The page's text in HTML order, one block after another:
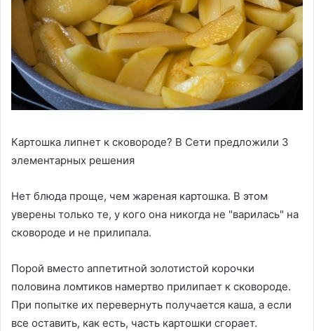
Картошка липнет к сковороде? В Сети предложили 3
элементарных решения
Нет блюда проще, чем жареная картошка. В этом
уверены только те, у кого она никогда не "варилась" на
сковороде и не прилипала.
Порой вместо аппетитной золотистой корочки
половина ломтиков намертво прилипает к сковороде.
При попытке их перевернуть получается каша, а если
все оставить, как есть, часть картошки сгорает.